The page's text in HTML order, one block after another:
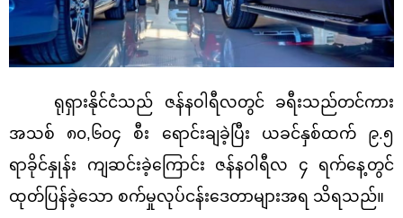
ရုရှားနိုင်ငံသည် ဇန်နဝါရီလတွင် ခရီးသည်တင်ကား
အသစ် ၈၀,၆၀၄ စီး ရောင်းချခဲ့ပြီး ယခင်နှစ်ထက် ၉.၅
ရာခိုင်နှုန်း ကျဆင်းခဲ့ကြောင်း ဇန်နဝါရီလ ၄ ရက်နေ့တွင်
ထုတ်ပြန်ခဲ့သော စက်မှုလုပ်ငန်းဒေတာများအရ သိရသည်။